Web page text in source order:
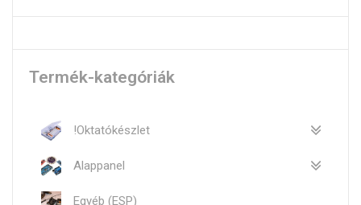
Termék-kategóriák
!Oktatókészlet
Alappanel
Egyéb (ESP)